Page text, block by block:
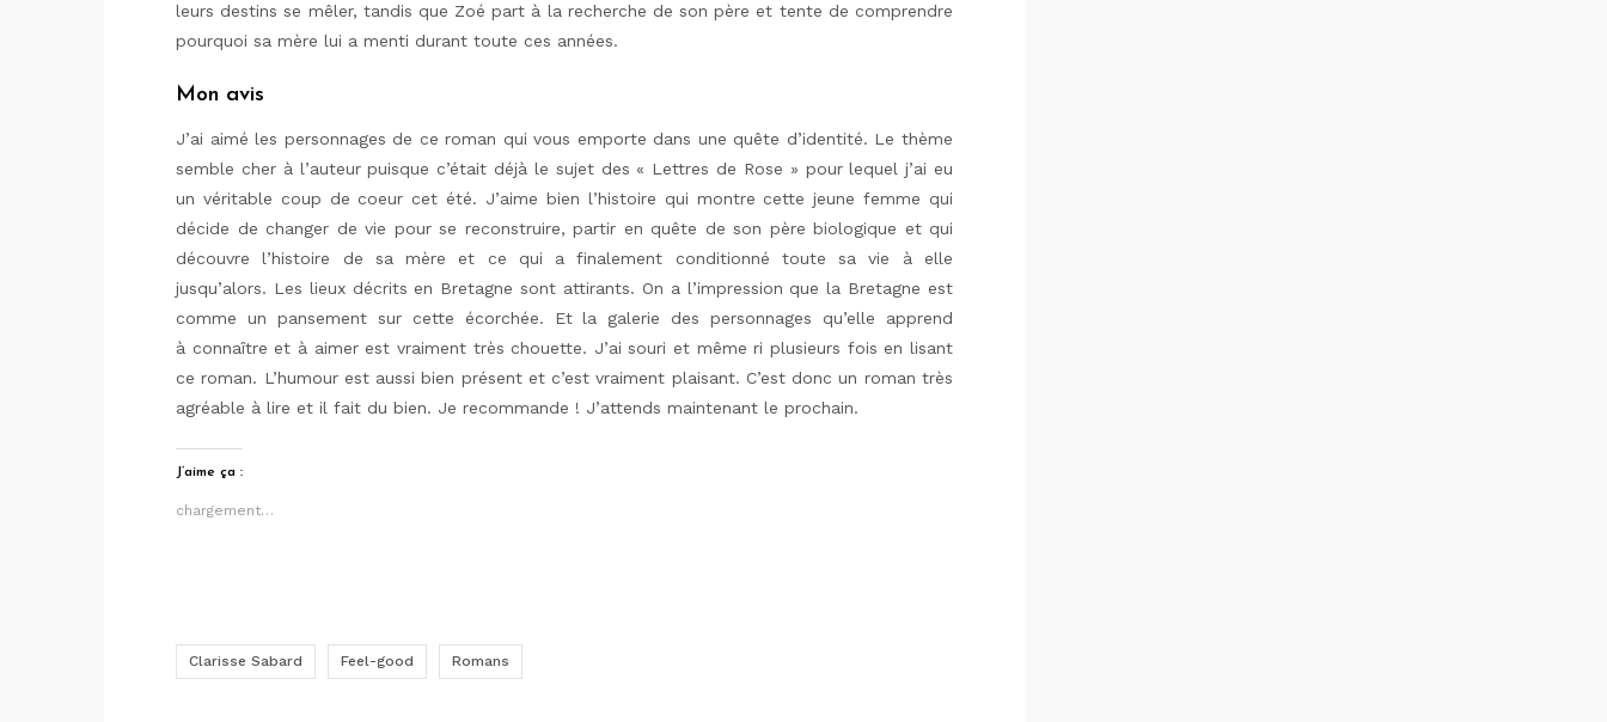
leurs destins se mêler, tandis que Zoé part à la recherche de son père et tente de comprendre
pourquoi sa mère lui a menti durant toute ces années.
Mon avis
J’ai aimé les personnages de ce roman qui vous emporte dans une quête d’identité. Le thème
semble cher à l’auteur puisque c’était déjà le sujet des « Lettres de Rose » pour lequel j’ai eu
un véritable coup de coeur cet été. J’aime bien l’histoire qui montre cette jeune femme qui
décide de changer de vie pour se reconstruire, partir en quête de son père biologique et qui
découvre l’histoire de sa mère et ce qui a finalement conditionné toute sa vie à elle
jusqu’alors. Les lieux décrits en Bretagne sont attirants. On a l’impression que la Bretagne est
comme un pansement sur cette écorchée. Et la galerie des personnages qu’elle apprend
à connaître et à aimer est vraiment très chouette. J’ai souri et même ri plusieurs fois en lisant
ce roman. L’humour est aussi bien présent et c’est vraiment plaisant. C’est donc un roman très
agréable à lire et il fait du bien. Je recommande ! J’attends maintenant le prochain.
J’aime ça :
chargement…
Clarisse Sabard Feel-good Romans